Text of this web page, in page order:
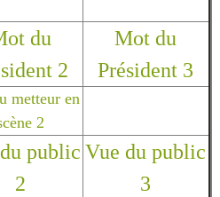
du
2
Mot du
Président 3
metteur en
2
public
2
Vue du public
3